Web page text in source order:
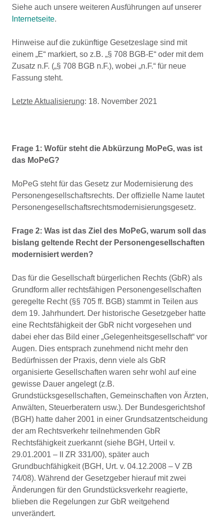
Siehe auch unsere weiteren Ausführungen auf unserer
Internetseite.
Hinweise auf die zukünftige Gesetzeslage sind mit
einem „E“ markiert, so z.B. „§ 708 BGB-E“ oder mit dem
Zusatz n.F. („§ 708 BGB n.F.), wobei „n.F.“ für neue
Fassung steht.
Letzte Aktualisierung: 18. November 2021
Frage 1: Wofür steht die Abkürzung MoPeG, was ist
das MoPeG?
MoPeG steht für das Gesetz zur Modernisierung des
Personengesellschaftsrechts. Der offizielle Name lautet
Personengesellschaftsrechtsmodernisierungsgesetz.
Frage 2: Was ist das Ziel des MoPeG, warum soll das
bislang geltende Recht der Personengesellschaften
modernisiert werden?
Das für die Gesellschaft bürgerlichen Rechts (GbR) als
Grundform aller rechtsfähigen Personengesellschaften
geregelte Recht (§§ 705 ff. BGB) stammt in Teilen aus
dem 19. Jahrhundert. Der historische Gesetzgeber hatte
eine Rechtsfähigkeit der GbR nicht vorgesehen und
dabei eher das Bild einer „Gelegenheitsgesellschaft“ vor
Augen. Dies entsprach zunehmend nicht mehr den
Bedürfnissen der Praxis, denn viele als GbR
organisierte Gesellschaften waren sehr wohl auf eine
gewisse Dauer angelegt (z.B.
Grundstücksgesellschaften, Gemeinschaften von Ärzten,
Anwälten, Steuerberatern usw.). Der Bundesgerichtshof
(BGH) hatte daher 2001 in einer Grundsatzentscheidung
der am Rechtsverkehr teilnehmenden GbR
Rechtsfähigkeit zuerkannt (siehe BGH, Urteil v.
29.01.2001 – II ZR 331/00), später auch
Grundbuchfähigkeit (BGH, Urt. v. 04.12.2008 – V ZB
74/08). Während der Gesetzgeber hierauf mit zwei
Änderungen für den Grundstücksverkehr reagierte,
blieben die Regelungen zur GbR weitgehend
unverändert.